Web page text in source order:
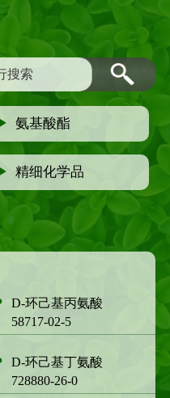
氨基酸酯
精细化学品
D-环己基丙氨酸
58717-02-5
D-环己基丁氨酸
728880-26-0